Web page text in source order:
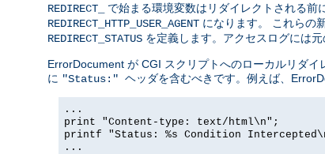
REDIRECT_
で始まる環境変数はリダイレクトされる前
REDIRECT_HTTP_USER_AGENT になります。 これらの
REDIRECT_STATUS を定義します。アクセスログには
ErrorDocument が CGI スクリプトへのローカルリダ
に "Status:" ヘッダを含むべきです。例えば、
...
print "Content-type: text/html\n";
printf "Status: %s Condition Intercepted\n",
...